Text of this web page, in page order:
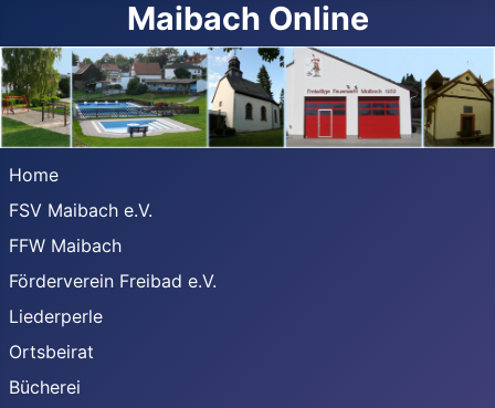
Maibach Online
Home
FSV Maibach e.V.
FFW Maibach
Förderverein Freibad e.V.
Liederperle
Ortsbeirat
Bücherei